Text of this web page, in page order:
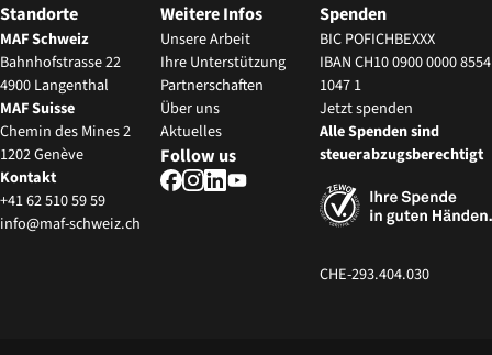
Standorte
MAF Schweiz
Bahnhofstrasse 22
4900 Langenthal
MAF Suisse
Chemin des Mines 2
1202 Genève
Kontakt
+41 62 510 59 59
info@maf-schweiz.ch
Weitere Infos
Unsere Arbeit
Ihre Unterstützung
Partnerschaften
‍Über uns
Aktuelles
Follow us
Spenden
BIC POFICHBEXXX
IBAN CH10 0900 0000 8554
1047 1
Jetzt spenden
Alle Spenden sind
steuerabzugsberechtigt
CHE-293.404.030